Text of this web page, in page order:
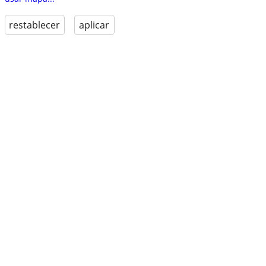
restablecer aplicar